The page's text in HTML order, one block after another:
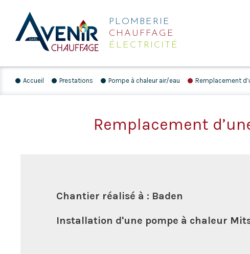
PLOMBERIE
CHAUFFAGE
ÉLECTRICITÉ
Accueil Prestations Pompe à chaleur air/eau Remplacement
Remplacement
Chantier réalisé à : Baden
Installation d'une pompe à chaleur